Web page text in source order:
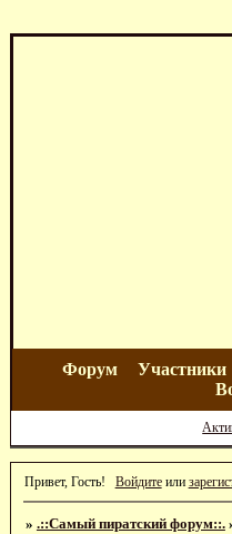
Форум Участники
Привет, Гость! Войдитеили
» .::Самый пиратский форум::.